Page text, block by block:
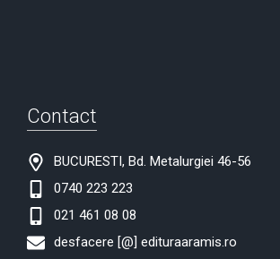
Contact
BUCURESTI, Bd. Metalurgiei 46-56
0740 223 223
021 461 08 08
desfacere [@] edituraaramis.ro